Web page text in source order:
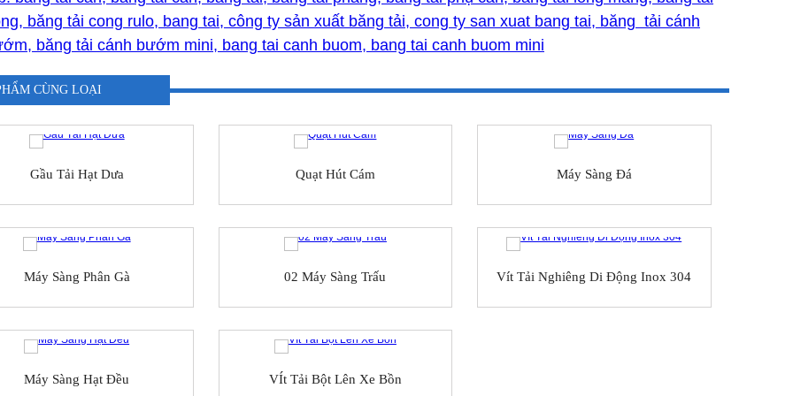
băng tải cong rulo, bang tai, công ty sản xuất băng tải, cong ty san xuat bang tai, băng tải cánh
băng tải cánh bướm mini, bang tai canh buom, bang tai canh buom mini
CÙNG LOẠI
Gầu Tải Hạt Dưa Quạt Hút Cám Máy Sàng Đá
Máy Sàng Phân Gà 02 Máy Sàng Trấu Vít Tải Nghiêng Di Động Inox 304
Máy Sàng Hạt Đều VÍt Tải Bột Lên Xe Bồn